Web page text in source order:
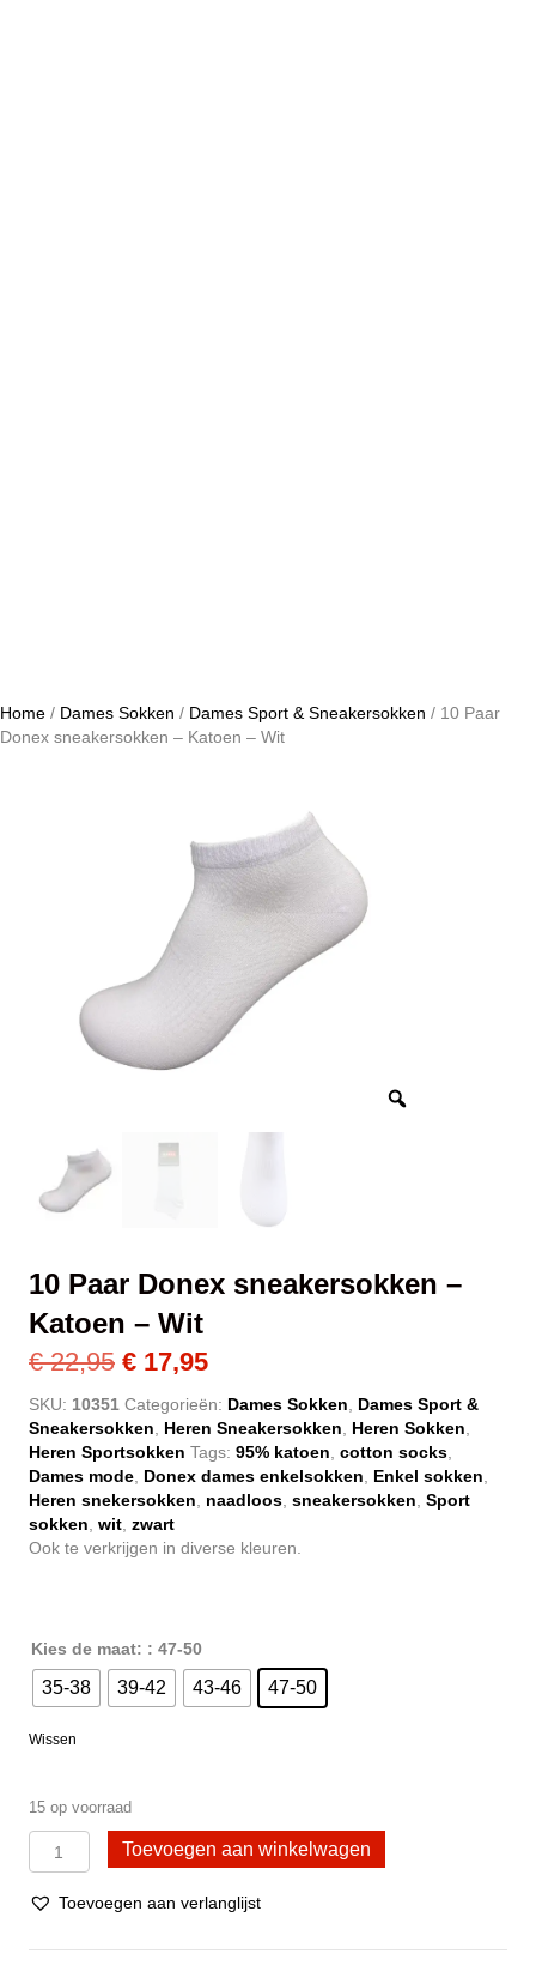
Home / Dames Sokken / Dames Sport & Sneakersokken / 10 Paar
Donex sneakersokken – Katoen – Wit
10 Paar Donex sneakersokken –
Katoen – Wit
€22,95 Oorspronkelijke
prijs
was:
€ 22,95.
€ 17,95Huidige
prijs
is:
€ 17,95.
SKU: 10351 Categorieën: Dames Sokken, Dames Sport &
Sneakersokken, Heren Sneakersokken, Heren Sokken,
Heren Sportsokken Tags: 95% katoen, cotton socks,
Dames mode, Donex dames enkelsokken, Enkel sokken,
Heren snekersokken, naadloos, sneakersokken, Sport
sokken, wit, zwart
Ook te verkrijgen in diverse kleuren.
Kies de maat: : 47-50
35-38 39-42 43-46 47-50
Wissen
15 op voorraad
Paar
sneakersokken
Toevoegen aan winkelwagen
Toevoegen aan verlanglijst